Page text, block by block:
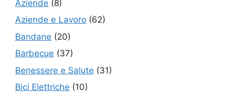
Aziende (8)
Aziende e Lavoro (62)
Bandane (20)
Barbecue (37)
Benessere e Salute (31)
Bici Elettriche (10)